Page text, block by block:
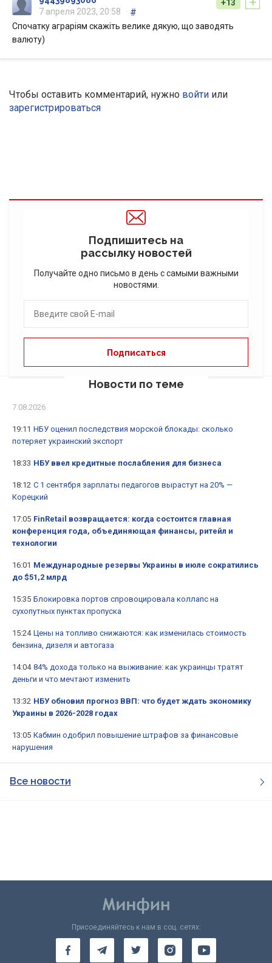
+13
7 апреля 2023, 20:58
#
Спочатку аграріям скажіть велике дякую, що заводять
валюту)
Чтобы оставить комментарий, нужно войти или
зарегистрироваться
Подпишитесь на
рассылку новостей
Получайте одно письмо в день с самыми важными
новостями.
Новости по теме
7.08.2026
19:11 НБУ оценил последствия морской блокады: сколько
потеряет украинский экспорт
18:33 НБУ ввел кредитные послабления для бизнеса
18:12 С 1 сентября зарплаты педагогов вырастут на 20% —
Корецкий
17:05 FinRetail возвращается: когда состоится главная
конференция года, объединяющая финансы, ритейл и
технологии
16:01 Международные резервы Украины в июле сократились
до $51,2 млрд
15:35 Блокировка портов спровоцировала коллапс на
сухопутных пунктах пропуска
15:24 Цены на топливо снижаются: как изменилась стоимость
бензина, дизеля и автогаза
14:04 84% дохода только на выживание: как украинцы тратят
деньги и что мечтают изменить
13:32 НБУ обновил прогноз ВВП: что будет ждать экономику
Украины в 2026-2028 годах
13:05 Кабмин одобрил повышение штрафов за финансовые
нарушения
Все новости
Присоединяйтесь к нам в соц. сетях: